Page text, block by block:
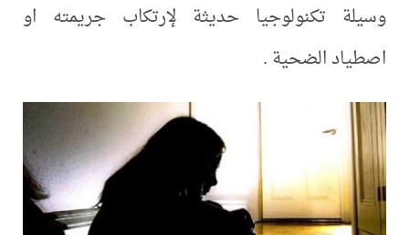
وسيلة تكنولوجيا حديثة لإرتكاب جريمته او
اصطياد الضحية .